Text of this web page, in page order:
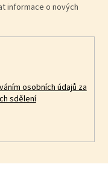
informace o nových
osobních údajů za
sdělení